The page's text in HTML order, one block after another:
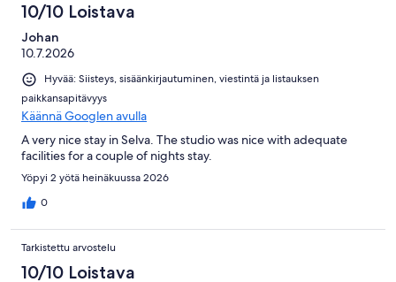
10/10 Loistava
Johan
10.7.2026
Hyvää: Siisteys, sisäänkirjautuminen, viestintä ja listauksen
paikkansapitävyys
Käännä Googlen avulla
A very nice stay in Selva. The studio was nice with adequate
facilities for a couple of nights stay.
Yöpyi 2 yötä heinäkuussa 2026
0
Tarkistettu arvostelu
10/10 Loistava